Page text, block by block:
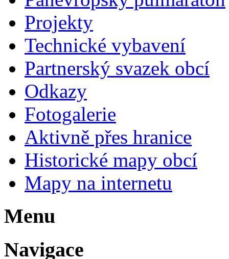
Projekty
Technické vybavení
Partnerský svazek obcí
Odkazy
Fotogalerie
Aktivně přes hranice
Historické mapy obcí
Mapy na internetu
Menu
Navigace